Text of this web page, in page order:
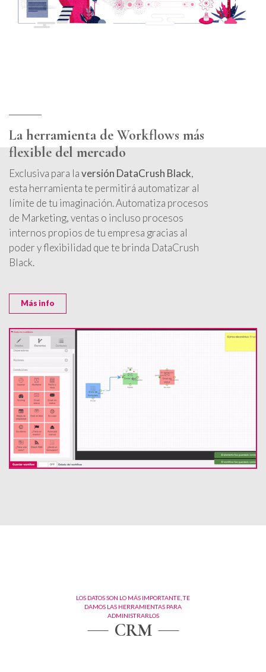
La herramienta de Workflows más
flexible del mercado
Exclusiva para laversión DataCrush Black,
esta herramienta te permitirá automatizar al
límite de tu imaginación. Automatiza procesos
de Marketing, ventas o incluso procesos
internos propios de tu empresa gracias al
poder y flexibilidad que te brinda DataCrush
Black.
Más info
LOS DATOS SON LO MÁS IMPORTANTE, TE
DAMOS LAS HERRAMIENTAS PARA
ADMINISTRARLOS
CRM